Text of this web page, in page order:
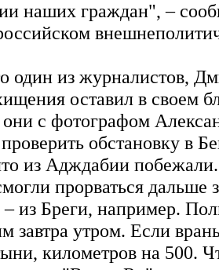
наших граждан", –
один из журналистов,
оставил в своем
они с фотографом
обстановку в
из Адждабии
прорваться дальше
из Бреги, например.
завтра утром. Если
километров на 500.